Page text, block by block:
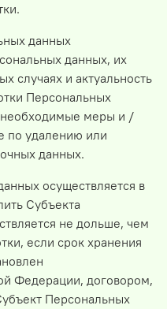
данных
данных, их
случаях и актуальность
Персональных
меры и /
по удалению или
данных.
осуществляется в
Субъекта
не дольше, чем
если срок хранения
Федерации, договором,
Персональных